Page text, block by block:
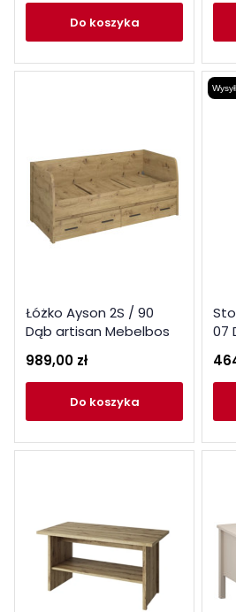
do koszyka
Łóżko Ayson 2S / 90
Dąb artisan Mebelbos
989,00 zł
do koszyka
07
Ml